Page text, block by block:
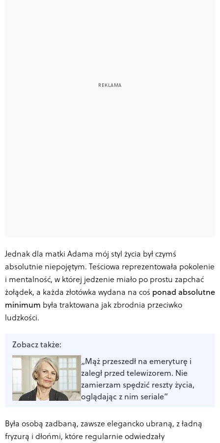
Jednak dla matki Adama mój styl życia był czymś
absolutnie niepojętym. Teściowa reprezentowała pokolenie
i mentalność, w której jedzenie miało po prostu zapchać
żołądek, a każda złotówka wydana na coś ponad absolutne
minimum była traktowana jak zbrodnia przeciwko
ludzkości.
Zobacz także:
„Mąż przeszedł na emeryturę i
zaległ przed telewizorem. Nie
zamierzam spędzić reszty życia,
oglądając z nim seriale”
Była osobą zadbaną, zawsze elegancko ubraną, z ładną
fryzurą i dłońmi, które regularnie odwiedzały